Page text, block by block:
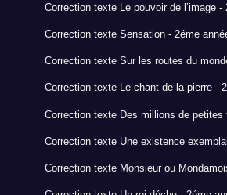
Correction texte Le pouvoir de l’image -
Correction texte Sensation - 2éme
Correction texte Sur les routes du
Correction texte Le chant de la pierre -
Correction texte Des millions de petites
Correction texte Une existence
Correction texte Monsieur ou